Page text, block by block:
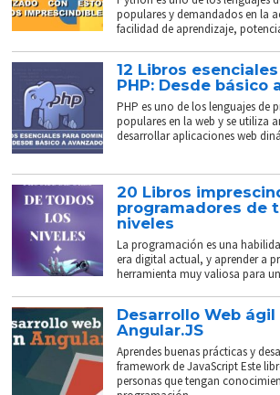
populares y demandados en la
facilidad de aprendizaje,
12 Libros
PHP: Desde básico
PHP es uno de los lenguajes de
populares en la web y se utiliza
desarrollar aplicaciones web
20 Libros
programadores de
niveles
La programación es una
era digital actual, y aprender a
herramienta muy valiosa para
Desarrollo Web ágil
Angular.JS
Aprendes buenas prácticas y
framework de JavaScript Este
personas que tengan